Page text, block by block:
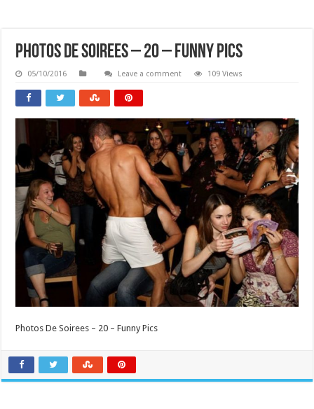
Photos De Soirees – 20 – Funny Pics
05/10/2016 Leave a comment 109 Views
Photos De Soirees – 20 – Funny Pics